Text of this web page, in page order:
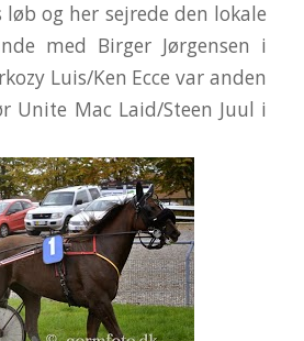
og her sejrede den lokale
med Birger Jørgensen i
Luis/Ken Ecce var anden
Unite Mac Laid/Steen Juul i